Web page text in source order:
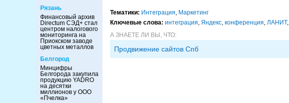
Рязань
Финансовый архив
Directum СЭД+ стал
центром налогового
мониторинга на
Приокском заводе
цветных металлов
Белгород
Минцифры
Белгорода закупила
продукцию YADRO
на десятки
миллионов у ООО
«Пчелка»
Тематики: Интеграция, Маркетинг
Ключевые слова: интеграция, Яндекс, конференция, ЛАНИТ,
А ЗНАЕТЕ ЛИ ВЫ, ЧТО:
Продвижение сайтов Спб